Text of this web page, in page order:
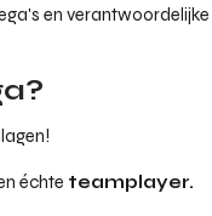
en verantwoordelijke
échte teamplayer.